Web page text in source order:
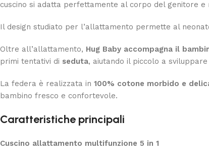
cuscino si adatta perfettamente al corpo del genitore
Il design studiato per l’allattamento permette al
Oltre all’allattamento, Hug Baby accompagna il
primi tentativi di seduta, aiutando il piccolo a
La federa è realizzata in 100% cotone morbido e
bambino fresco e confortevole.
Caratteristiche principali
Cuscino allattamento multifunzione 5 in 1